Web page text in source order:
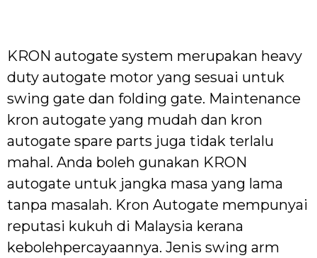
KRON autogate system merupakan heavy
duty autogate motor yang sesuai untuk
swing gate dan folding gate. Maintenance
kron autogate yang mudah dan kron
autogate spare parts juga tidak terlalu
mahal. Anda boleh gunakan KRON
autogate untuk jangka masa yang lama
tanpa masalah. Kron Autogate mempunyai
reputasi kukuh di Malaysia kerana
kebolehpercayaannya. Jenis swing arm